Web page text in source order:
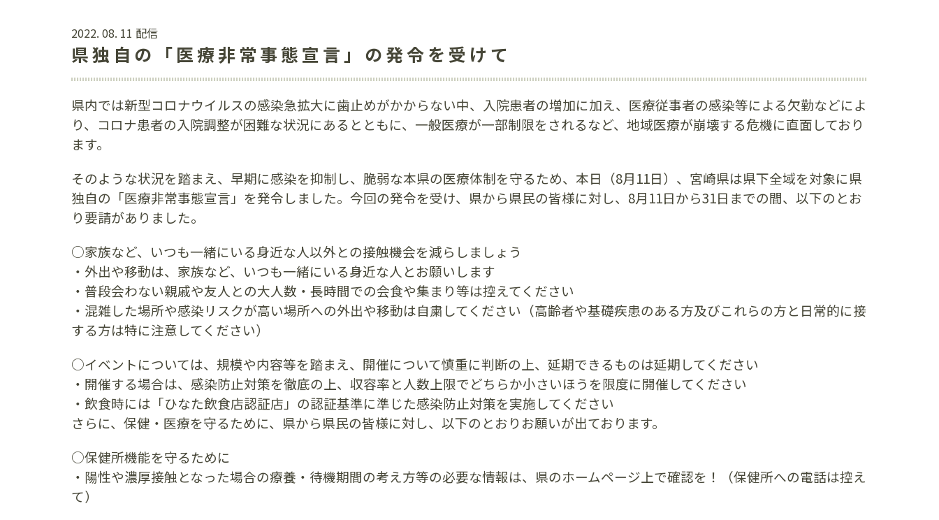
2022. 08. 11 配信
県独自の「医療非常事態宣言」の発令を受けて
県内では新型コロナウイルスの感染急拡大に歯止めがかからない中、入院患者の増加に加え、医療従事者の感染等による欠勤などによ
り、コロナ患者の入院調整が困難な状況にあるとともに、一般医療が一部制限をされるなど、地域医療が崩壊する危機に直面しており
ます。
そのような状況を踏まえ、早期に感染を抑制し、脆弱な本県の医療体制を守るため、本日（8月11日）、宮崎県は県下全域を対象に県
独自の「医療非常事態宣言」を発令しました。今回の発令を受け、県から県民の皆様に対し、8月11日から31日までの間、以下のとお
り要請がありました。
○家族など、いつも一緒にいる身近な人以外との接触機会を減らしましょう
・外出や移動は、家族など、いつも一緒にいる身近な人とお願いします
・普段会わない親戚や友人との大人数・長時間での会食や集まり等は控えてください
・混雑した場所や感染リスクが高い場所への外出や移動は自粛してください（高齢者や基礎疾患のある方及びこれらの方と日常的に接
する方は特に注意してください）
○イベントについては、規模や内容等を踏まえ、開催について慎重に判断の上、延期できるものは延期してください
・開催する場合は、感染防止対策を徹底の上、収容率と人数上限でどちらか小さいほうを限度に開催してください
・飲食時には「ひなた飲食店認証店」の認証基準に準じた感染防止対策を実施してください
さらに、保健・医療を守るために、県から県民の皆様に対し、以下のとおりお願いが出ております。
○保健所機能を守るために
・陽性や濃厚接触となった場合の療養・待機期間の考え方等の必要な情報は、県のホームページ上で確認を！（保健所への電話は控え
て）